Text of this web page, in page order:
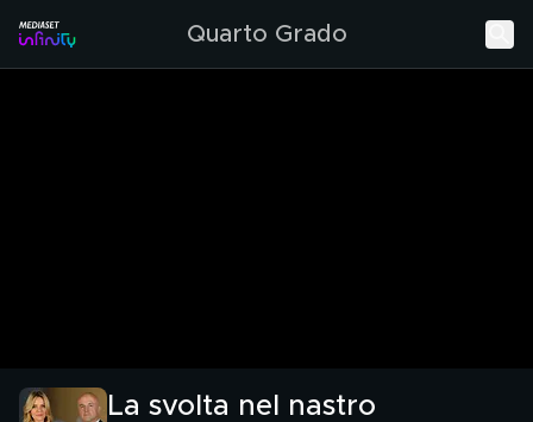
Quarto Grado
La svolta nel nastro